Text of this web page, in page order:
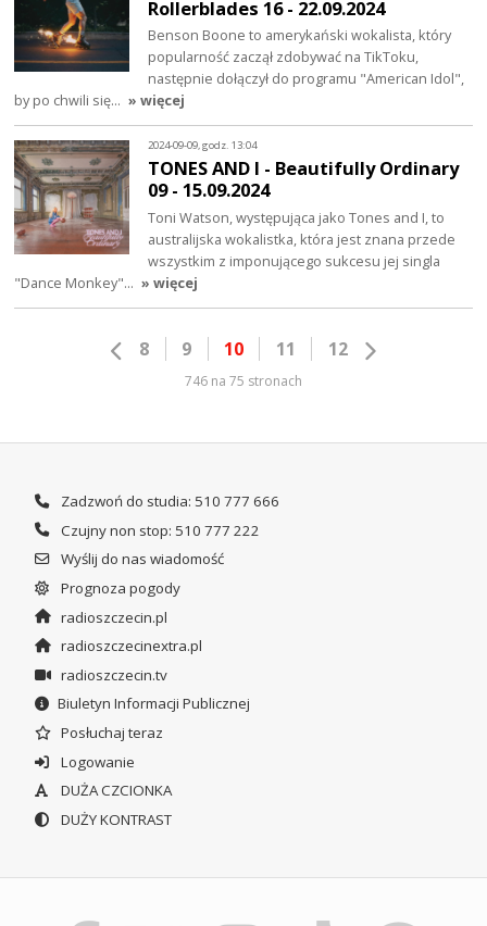
Rollerblades 16 - 22.09.2024
Benson Boone to amerykański wokalista, który
popularność zaczął zdobywać na TikToku,
następnie dołączył do programu "American Idol",
by po chwili się… » więcej
2024-09-09, godz. 13:04
TONES AND I - Beautifully Ordinary
09 - 15.09.2024
Toni Watson, występująca jako Tones and I, to
australijska wokalistka, która jest znana przede
wszystkim z imponującego sukcesu jej singla
"Dance Monkey"… » więcej
8 9 10 11 12
746 na 75 stronach
Zadzwoń do studia: 510 777 666
Czujny non stop: 510 777 222
Wyślij do nas wiadomość
Prognoza pogody
radioszczecin.pl
radioszczecinextra.pl
radioszczecin.tv
Biuletyn Informacji Publicznej
Posłuchaj teraz
Logowanie
DUŻA CZCIONKA
DUŻY KONTRAST